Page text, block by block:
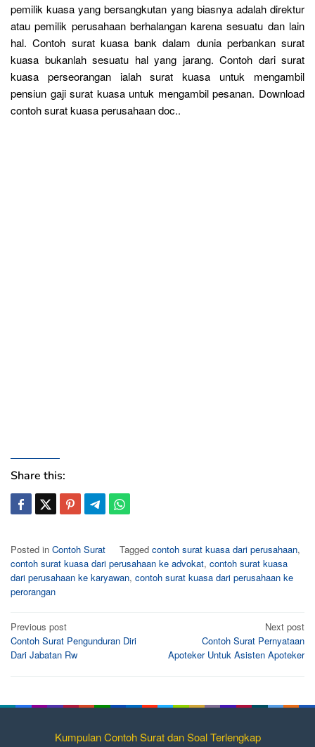
pemilik kuasa yang bersangkutan yang biasnya adalah direktur
atau pemilik perusahaan berhalangan karena sesuatu dan lain
hal. Contoh surat kuasa bank dalam dunia perbankan surat
kuasa bukanlah sesuatu hal yang jarang. Contoh dari surat
kuasa perseorangan ialah surat kuasa untuk mengambil
pensiun gaji surat kuasa untuk mengambil pesanan. Download
contoh surat kuasa perusahaan doc..
Share this:
Posted in Contoh Surat Tagged contoh surat kuasa dari perusahaan,
contoh surat kuasa dari perusahaan ke advokat, contoh surat kuasa
dari perusahaan ke karyawan, contoh surat kuasa dari perusahaan ke
perorangan
Post
navigation
Previous post
Contoh Surat Pengunduran Diri
Dari Jabatan Rw
Next post
Contoh Surat Pernyataan
Apoteker Untuk Asisten Apoteker
Kumpulan Contoh Surat dan Soal Terlengkap